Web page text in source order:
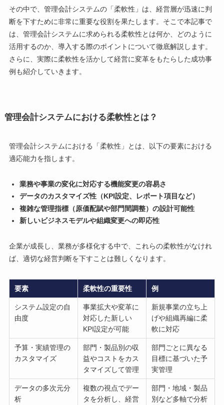
その中で、管理会計システムの「柔軟性」は、経営層が迅速に判
断を下すために非常に重要な役割を果たします。そこで本記事で
は、管理会計システムに求められる柔軟性とは何か、どのように
活用するのか、導入する際のポイントについて徹底解説します。
さらに、実際に柔軟性を活かして経営に変革をもたらした成功事
例も紹介していきます。
管理会計システムにおける柔軟性とは？
管理会計システムにおける「柔軟性」とは、以下の要素における
適応能力を指します。
業務や事業の変化に対応する機能変更の容易さ
データのカスタマイズ性（KPI設定、レポート項目など）
複雑な管理指標（原価配賦や部門間調整）の設計可能性
新しいビジネスモデルや組織変更への即応性
企業が成長し、業務が多様化する中で、これらの柔軟性がなけれ
ば、適切な経営判断を下すことは難しくなります。
要素 柔軟性の重要性 例
システム設定の自
由度
事業拡大や変革に
対応した新しい
KPI設定が可能
新規事業の立ち上
げや組織再編に柔
軟に対応
予算・実績管理の
カスタマイズ
部門・製品別の収
益やコストをカス
タマイズして管理
部門ごとに異なる
目標に基づいた予
実管理
データの多次元分
析
複数の視点でデー
タを分析し、経営
部門・地域・製品
別など多軸で分析